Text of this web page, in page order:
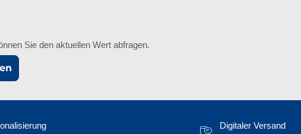
Sie den aktuellen Wert abfragen.
Digitaler Versand